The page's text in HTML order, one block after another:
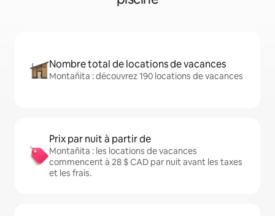
Nombre total de locations de vacances
Montañita : découvrez 190 locations de vacances
Prix par nuit à partir de
Montañita : les locations de vacances
commencent à 28 $ CAD par nuit avant les taxes
et les frais.